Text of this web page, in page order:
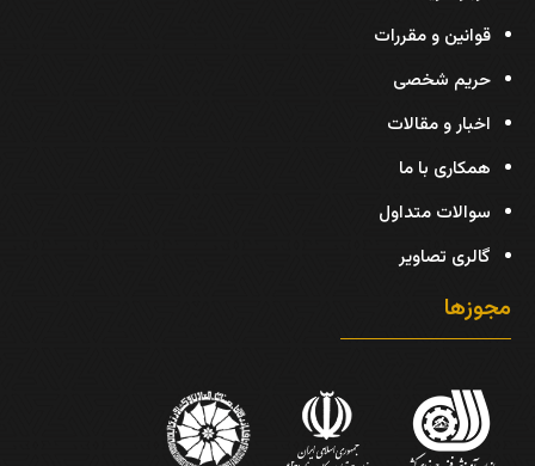
قوانین و مقررات
حریم شخصی
اخبار و مقالات
همکاری با ما
سوالات متداول
گالری تصاویر
مجوزها